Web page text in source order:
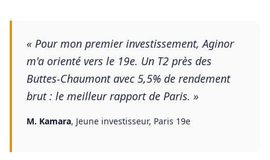
« Pour mon premier investissement, Aginor
m'a orienté vers le 19e. Un T2 près des
Buttes-Chaumont avec 5,5% de rendement
brut : le meilleur rapport de Paris. »
M. Kamara, Jeune investisseur, Paris 19e